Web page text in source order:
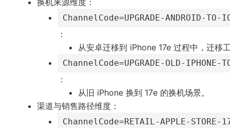
换机来源维度：
ChannelCode=UPGRADE-ANDROID-TO-
：
从安卓迁移到 iPhone 17e 过程中，迁移
ChannelCode=UPGRADE-OLD-IPHONE-
：
从旧 iPhone 换到 17e 的换机场景。
渠道与销售路径维度：
ChannelCode=RETAIL-APPLE-STORE-